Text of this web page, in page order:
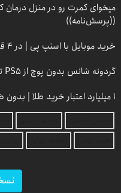
میخوای کمرت رو در منزل
((پرسش‌نامه))
خرید موبایل با اسنپ پی | در ۴ قسط بدون سود و کارمزد!
گردونه شانس بدون پوچ از PS5 تا آیفون17 و بیت کوین 🔥
۱ میلیارد اعتبار خرید طلا | بدون ضامن و چک